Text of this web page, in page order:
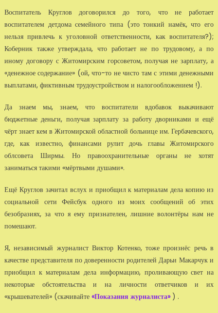
Воспитатель Круглов договорился до того, что не работает
воспитателем детдома семейного типа (это тонкий намёк, что его
нельзя привлечь к уголовной ответственности, как воспитателя?);
Коберник также утверждала, что работает не по трудовому, а по
иному договору с Житомирским горсоветом, получая не зарплату, а
«денежное содержание» (ой, что-то не чисто там с этими денежными
выплатами, фиктивным трудоустройством и налогообложением !).
Да знаем мы, знаем, что воспитатели вдобавок выкачивают
бюджетные деньги, получая зарплату за работу дворниками и ещё
чёрт знает кем в Житомирской областной больнице им. Гербачевского,
где, как известно, финансами рулит дочь главы Житомирского
облсовета Ширмы. Но правоохранительные органы не хотят
заниматься такими «мёртвыми душами».
Ещё Круглов зачитал вслух и приобщил к материалам дела копию из
социальной сети Фейсбук одного из моих сообщений об этих
безобразиях, за что я ему признателен, лишние волонтёры нам не
помешают.
Я, независимый журналист Виктор Котенко, тоже произнёс речь в
качестве представителя по доверенности родителей Дарьи Макарчук и
приобщил к материалам дела информацию, проливающую свет на
некоторые обстоятельства и на личности ответчиков и их
«крышевателей» (скачивайте «Показания журналиста» ) .